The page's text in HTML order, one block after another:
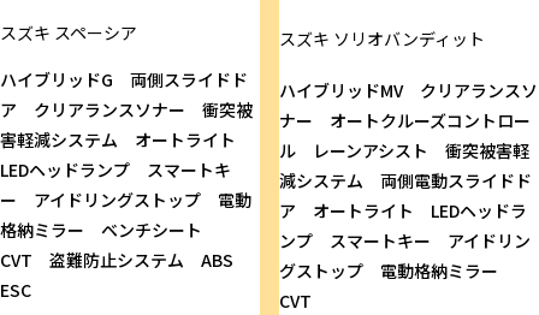
スズキ スペーシア
ハイブリッドG 両側スライドド
ア クリアランスソナー 衝突被
害軽減システム オートライト
LEDヘッドランプ スマートキ
ー アイドリングストップ 電動
格納ミラー ベンチシート
CVT 盗難防止システム ABS
ESC
スズキ ソリオバンディット
ハイブリッドMV クリアランスソ
ナー オートクルーズコントロー
ル レーンアシスト 衝突被害軽
減システム 両側電動スライドド
ア オートライト LEDヘッドラ
ンプ スマートキー アイドリン
グストップ 電動格納ミラー
CVT